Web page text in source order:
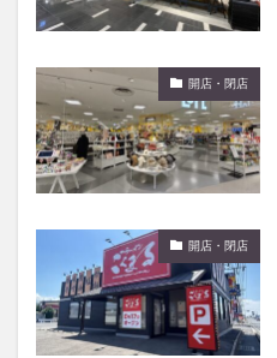
開店・閉店
開店・閉店